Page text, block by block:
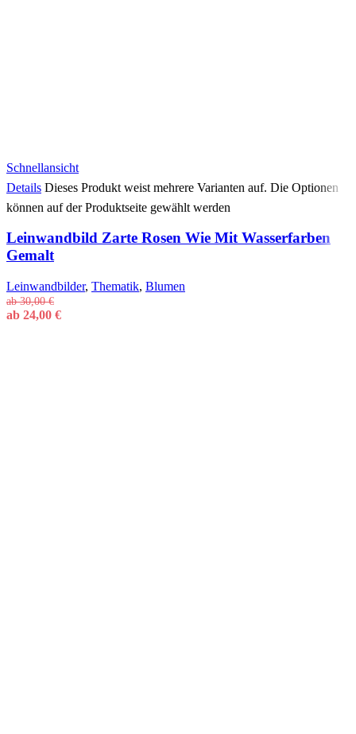
Schnellansicht
Details Dieses Produkt weist mehrere Varianten auf. Die Optionen
können auf der Produktseite gewählt werden
Leinwandbild Zarte Rosen Wie Mit Wasserfarben
Gemalt
Leinwandbilder, Thematik, Blumen
ab30,00€
ab 24,00 €